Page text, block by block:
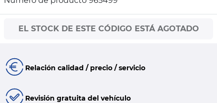
EL STOCK DE ESTE CÓDIGO ESTÁ AGOTADO
Relación calidad / precio / servicio
Revisión gratuita del vehículo